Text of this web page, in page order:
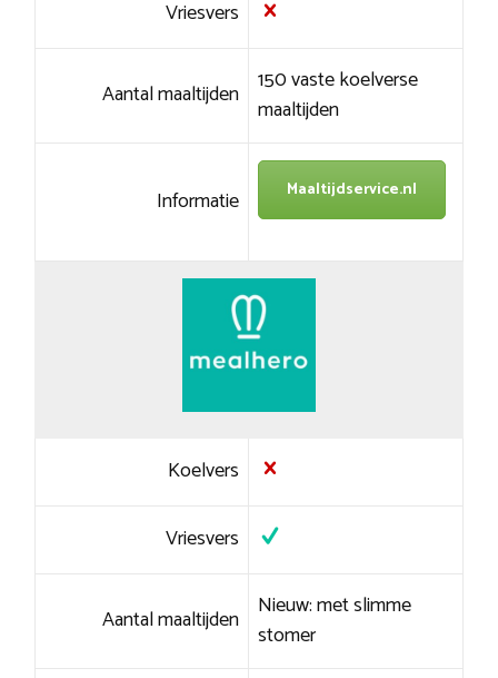
Vriesvers
Aantal maaltijden 150 vaste koelverse
maaltijden
Informatie Maaltijdservice.nl
Koelvers
Vriesvers
Aantal maaltijden Nieuw: met slimme
stomer